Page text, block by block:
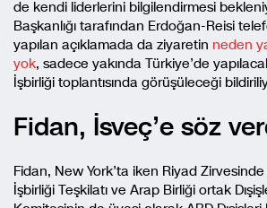
de kendi liderlerini bilgilendirmesi
Başkanlığı tarafından Erdoğan-Reisi
yapılan açıklamada da ziyaretin neden
yok, sadece yakında Türkiye’de
İşbirliği toplantısında görüşüleceği
Fidan, İsveç’e söz
Fidan, New York’ta iken Riyad
İşbirliği Teşkilatı ve Arap Birliği ortak